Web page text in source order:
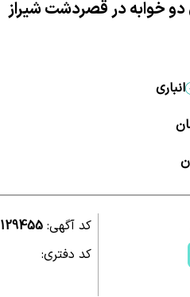
انباری
کد آگهی: 129455
کد دفتری: